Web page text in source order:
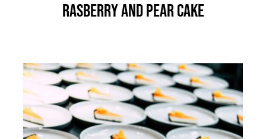
Rasberry And Pear Cake